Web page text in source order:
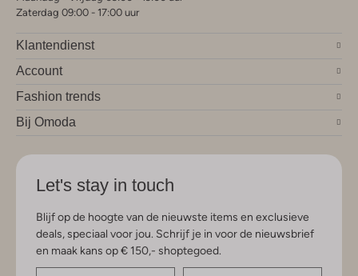
Zaterdag 09:00 - 17:00 uur
Klantendienst
Account
Fashion trends
Bij Omoda
Let's stay in touch
Blijf op de hoogte van de nieuwste items en exclusieve
deals, speciaal voor jou. Schrijf je in voor de nieuwsbrief
en maak kans op € 150,- shoptegoed.